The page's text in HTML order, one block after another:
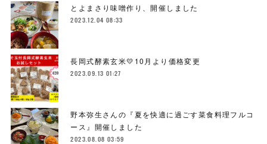
とよまさり味噌作り、開催しました
2023.12.04 08:33
長岡式酵素玄米💛10月より価格変更
2023.09.13 01:27
野本弥生さんの『夏を快適に過ごす菜食料理フルコ
ース』開催しました
2023.08.08 03:59